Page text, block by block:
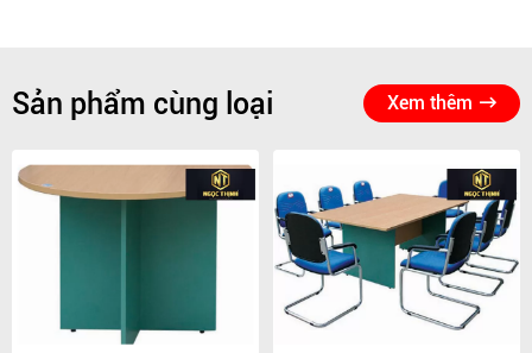
Sản phẩm cùng loại Xem thêm